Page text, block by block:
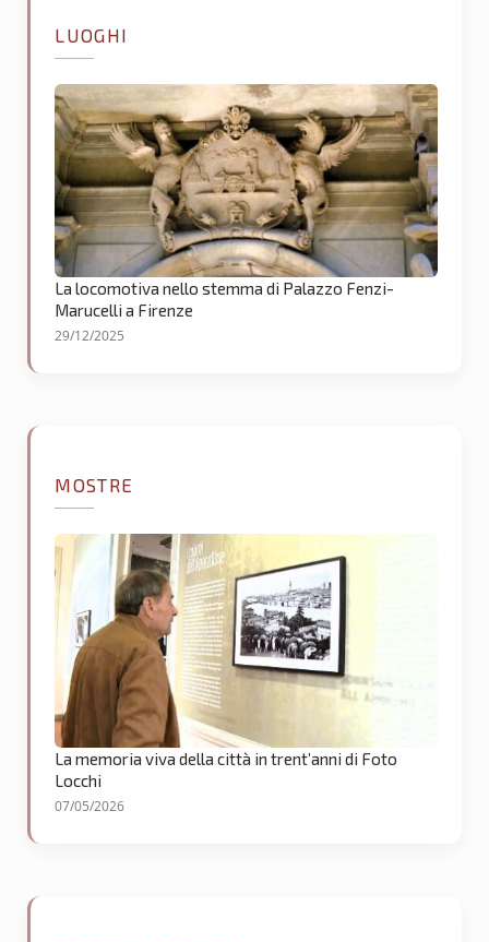
LUOGHI
La locomotiva nello stemma di Palazzo Fenzi-
Marucelli a Firenze
29/12/2025
MOSTRE
La memoria viva della città in trent’anni di Foto
Locchi
07/05/2026